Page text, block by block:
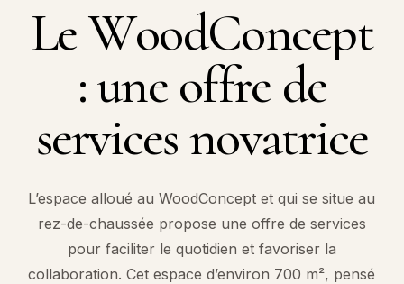
LeWoodConcept
:uneoffre de
servicesnovatrice
L’espace alloué au WoodConcept et qui se situe au
rez-de-chaussée propose une offre de services
pour faciliter le quotidien et favoriser la
collaboration. Cet espace d’environ 700 m², pensé